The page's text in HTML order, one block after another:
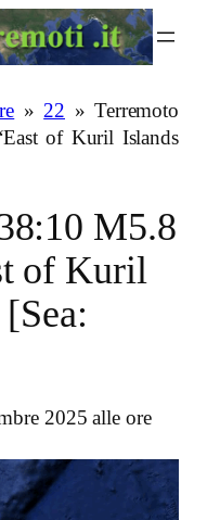
»22 » Terremoto
of Kuril Islands
M5.8
of Kuril
2025 alle ore